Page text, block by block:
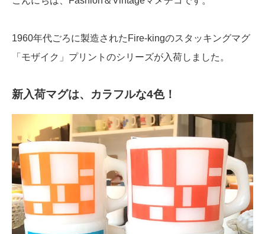
1960年代ごろに製造されたFire-kingのスタッキングマグ
「モザイク」プリントのシリーズが入荷しました。
新入荷マグは、カラフルな4色！